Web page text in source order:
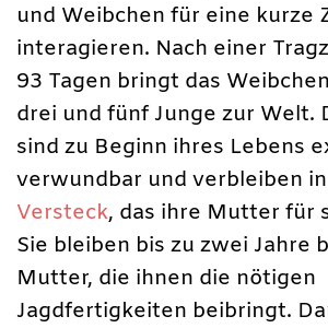
und Weibchen für eine kurze
interagieren. Nach einer
93 Tagen bringt das
drei und fünf Junge zur Welt.
sind zu Beginn ihres Lebens
verwundbar und verbleiben
Versteck, das ihre Mutter für
Sie bleiben bis zu zwei Jahre
Mutter, die ihnen die nötigen
Jagdfertigkeiten beibringt.